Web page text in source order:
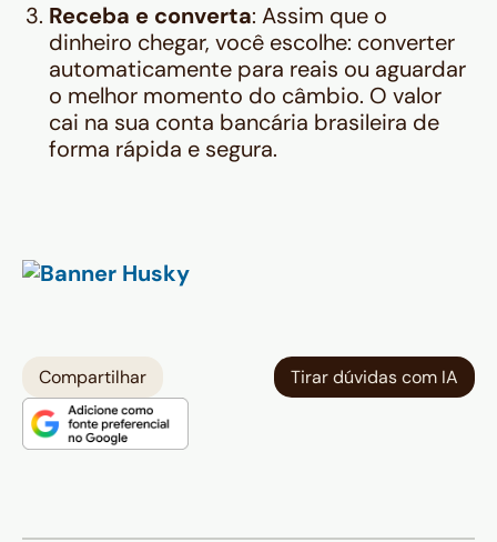
Receba e converta: Assim que o
dinheiro chegar, você escolhe: converter
automaticamente para reais ou aguardar
o melhor momento do câmbio. O valor
cai na sua conta bancária brasileira de
forma rápida e segura.
Compartilhar Tirar dúvidas com IA